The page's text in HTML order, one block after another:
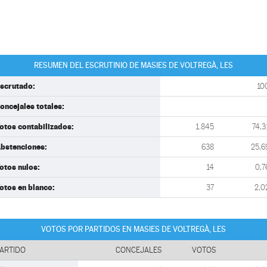
RESUMEN DEL ESCRUTINIO DE MASIES DE VOLTREGÀ, LES
totales:
contabilizados: 1.845
638
nulos: 14
en blanco: 37
VOTOS POR PARTIDOS EN MASIES DE VOLTREGÀ, LES
CONCEJALES VOTOS